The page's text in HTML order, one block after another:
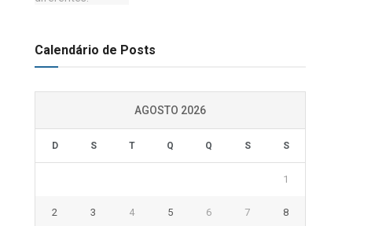
Calendário de Posts
AGOSTO 2026
D S T Q Q S S
1
2 3 4 5 6 7 8